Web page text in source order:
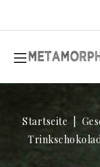
Startseite